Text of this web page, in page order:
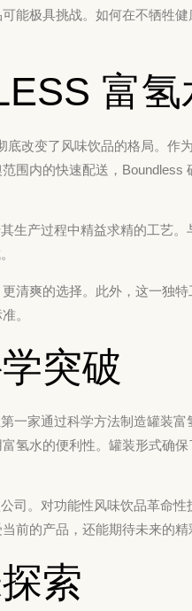
能极具挑战。如何在不牺牲
富氢
底改变了风味饮品的格局。作
围内的快速配送，Boundless
生产过程中精益求精的工艺
清爽的选择。此外，这一独
。
突破
一家通过科学方法制造罐装
氢水的便利性。罐装形式确
司。对功能性风味饮品革命
前的产品，还能期待未来的精
索